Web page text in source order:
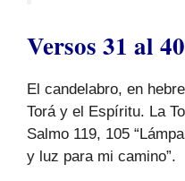
Versos 31 al 40
El candelabro, en
Torá y el Espíritu. La
Salmo 119, 105
y luz para mi camino”.